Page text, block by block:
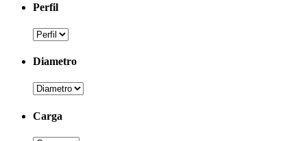
Perfil
Diametro
Carga